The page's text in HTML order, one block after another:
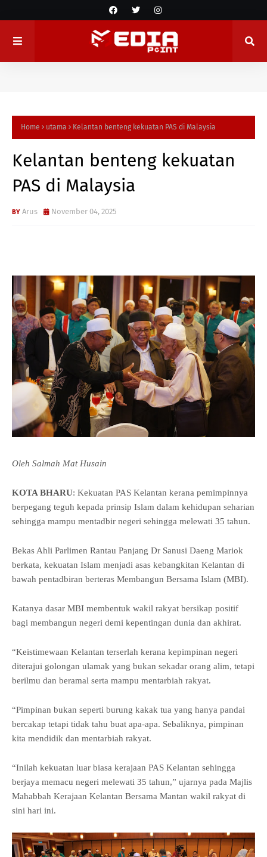
Home utama Kelantan benteng kekuatan PAS di Malaysia
Kelantan benteng kekuatan
PAS di Malaysia
Arus November 04, 2025
Oleh Salmah Mat Husain
KOTA BHARU: Kekuatan PAS Kelantan kerana pemimpinnya
berpegang teguh kepada prinsip Islam dalam kehidupan seharian
sehingga mampu mentadbir negeri sehingga melewati 35 tahun.
Bekas Ahli Parlimen Rantau Panjang Dr Sanusi Daeng Mariok
berkata, kekuatan Islam menjadi asas kebangkitan Kelantan di
bawah pentadbiran berteras Membangun Bersama Islam (MBI).
Katanya dasar MBI membentuk wakil rakyat bersikap positif
bagi membangun negeri demi kepentingan dunia dan akhirat.
“Keistimewaan Kelantan terserlah kerana kepimpinan negeri
diterajui golongan ulamak yang bukan sekadar orang alim, tetapi
berilmu dan beramal serta mampu mentarbiah rakyat.
“Pimpinan bukan seperti burung kakak tua yang hanya pandai
bercakap tetapi tidak tahu buat apa-apa. Sebaliknya, pimpinan
kita mendidik dan mentarbiah rakyat.
“Inilah kekuatan luar biasa kerajaan PAS Kelantan sehingga
berjaya memacu negeri melewati 35 tahun,” ujarnya pada Majlis
Mahabbah Kerajaan Kelantan Bersama Mantan wakil rakyat di
sini hari ini.